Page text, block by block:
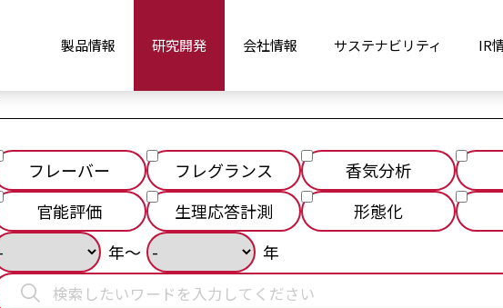
製品情報 研究開発 会社情報 サステナビリティ IR
フレーバー フレグランス 香気分析
官能評価
生理応答計測 形態化